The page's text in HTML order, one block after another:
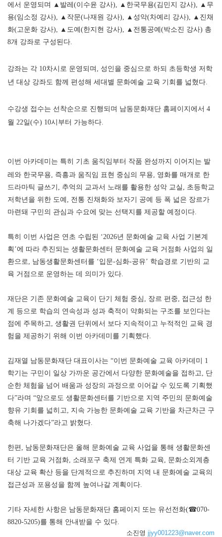
에서 운영되며
▲ 발레 (이수윤 강사), ▲ 한국무용(김민지 강사), ▲ 무
용(임소정 강사), ▲ 작문(나재원 강사), ▲ 성악(차예리 강사), ▲ 진채
화(고운화 강사), ▲ 도예 (한지현 강사), ▲ 전통공예 (박소진 강사) 총
8개 강좌로 구성된다
강좌는 각 10차시로 운영되며
성인을 중심으로 하되 초등학생 저학
년 대상 강좌도 함께 편성해 세대별 문화예술 교육 기회를 넓혔다
수강생 접수는 선착순으로 진행되며 남동문화재단 홈페이지에서 4
월 22일(수) 10시부터 가능하다
이번 아카데미는 특히 기초 움직임부터 작품 완성까지 이어지는 발
레와 한국무용
즉흥과 움직임 표현 중심의 무용
영화를 매개로 한
드라마틱 글쓰기
추억의 교과서 노래를 활용한 성악 교실
초등학교
저학년을 위한 도예
전통 진채화와 보자기 공예 등 폭 넓은 장르가
마련돼 구민의 관심과 수요에 맞는 선택지를 제공할 예정이다
특히 이번 사업은 연초 수립된 ‘2026년 문화예술 교육 사업 기본계
획 ’에 따라 추진되는 생활문화센터 문화예술 교육 거점화 사업의 일
환으로
남동생활문화센터를 ‘입문-심화-공유’ 학습경로 기반의 교
육 거점으로 운영하는 데 의미가 있다
재단은 기존 문화예술 교육이 단기 체험 중심 장르 편중
접근성 한
계 등으로 학습의 연속성과 성과 축적이 약화되는 구조를 보인다는
점에 주목하고
생활권 단위에서 보다 지속적이고 누적적인 교육 경
험을 제공하기 위해 이번 아카데미를 기획했다
김재열 남동문화재단 대표이사는 “이번 문화예술 교육 아카데미 1
학기는 구민이 일상 가까운 공간에서 다양한 문화예술을 접하고
단
순한 체험을 넘어 배움과 성장의 과정으로 이어갈 수 있도록 기획했
다”라며 “앞으로도 생활문화센터를 기반으로 지역 주민의 문화예술
향유 기회를 넓히고
지속 가능한 문화예술 교육 기반을 차근차근 구
축해 나가겠다”라고 밝혔다
한편
남동문화재단은 올해 문화예술 교육 사업을 통해 생활문화센
터 기반 교육 거점화 소래포구 축제 연계 특화 교육
문화소외계층
대상 교육 확산 등을 단계적으로 추진하며 지역 내 문화예술 교육의
접근성과 포용성을 함께 높여나갈 계획이다
기타 자세한 사항은 남동문화재단 홈페이지 또는 유선전화(☎070-
8820-5205)를 통해 안내받을 수 있다
소진영 jjyy001223@naver.com